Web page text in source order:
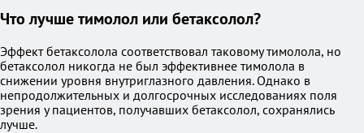
Что лучше тимолол или бетаксолол?
Эффект бетаксолола соответствовал таковому тимолола, но
бетаксолол никогда не был эффективнее тимолола в
снижении уровня внутриглазного давления. Однако в
непродолжительных и долгосрочных исследованиях поля
зрения у пациентов, получавших бетаксолол, сохранялись
лучше.